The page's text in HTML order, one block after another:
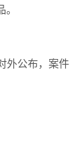
外公布，案件